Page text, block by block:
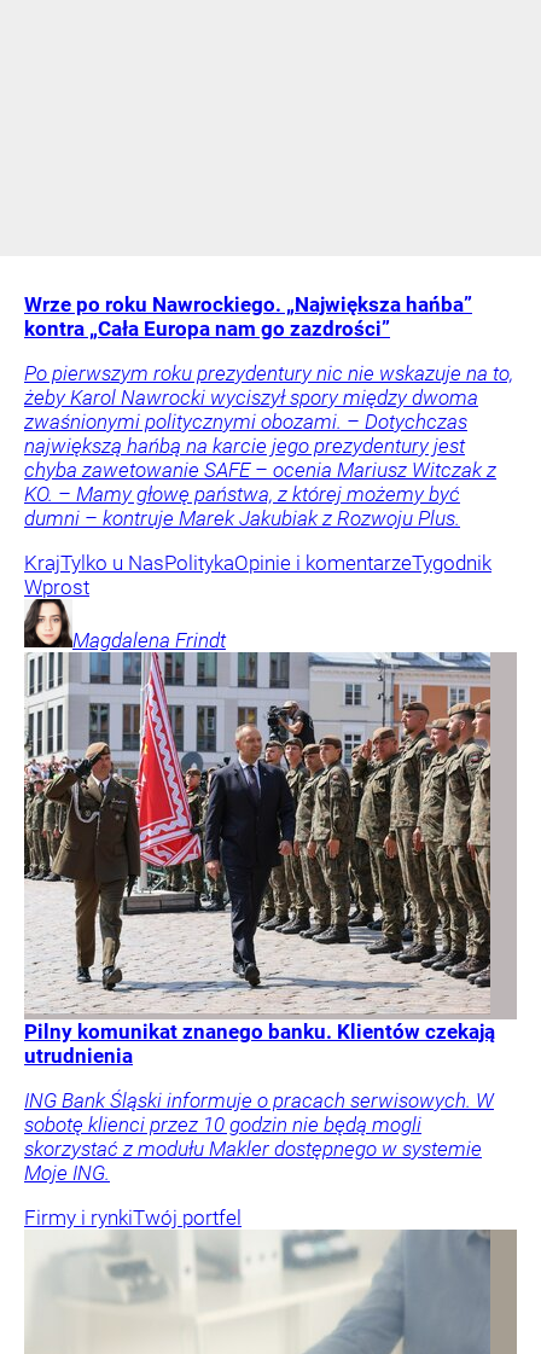
Wrze po roku Nawrockiego. „Największa hańba”
kontra „Cała Europa nam go zazdrości”
Po pierwszym roku prezydentury nic nie wskazuje na to,
żeby Karol Nawrocki wyciszył spory między dwoma
zwaśnionymi politycznymi obozami. – Dotychczas
największą hańbą na karcie jego prezydentury jest
chyba zawetowanie SAFE – ocenia Mariusz Witczak z
KO. – Mamy głowę państwa, z której możemy być
dumni – kontruje Marek Jakubiak z Rozwoju Plus.
KrajTylko u NasPolitykaOpinie i komentarzeTygodnik
Wprost
Magdalena Frindt
Pilny komunikat znanego banku. Klientów czekają
utrudnienia
ING Bank Śląski informuje o pracach serwisowych. W
sobotę klienci przez 10 godzin nie będą mogli
skorzystać z modułu Makler dostępnego w systemie
Moje ING.
Firmy i rynkiTwój portfel